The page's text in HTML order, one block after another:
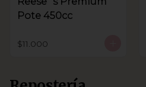
Pote 450cc
$11.000